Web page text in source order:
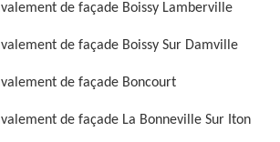
de façade Boissy Lamberville
de façade Boissy Sur Damville
de façade Boncourt
de façade La Bonneville Sur Iton